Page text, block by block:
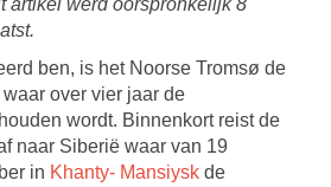
artikel werd oorspronkelijk 8
ben, is het Noorse Tromsø de
over vier jaar de
wordt. Binnenkort reist de
naar Siberië waar van 19
in Khanty- Mansiysk de